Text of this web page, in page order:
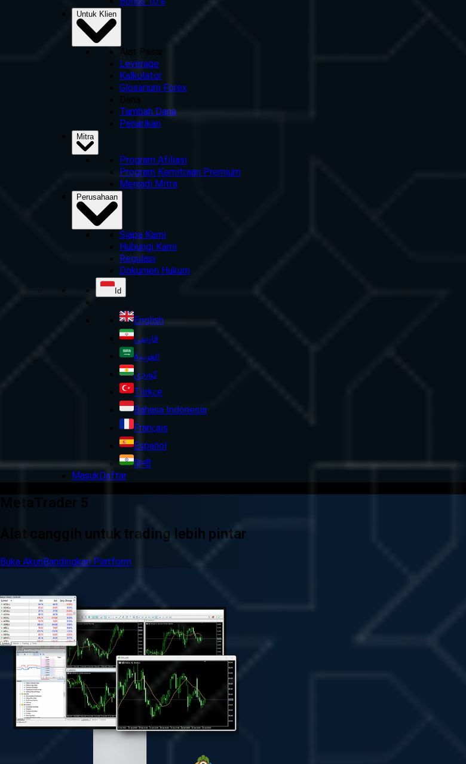
Untuk Klien
Alat Pasar
Leverage
Kalkulator
Glosarium Forex
Tambah Dana
Penarikan
Mitra
Program Afiliasi
Program Kemitraan Premium
Menjadi Mitra
Perusahaan
Siapa Kami
Hubungi Kami
Regulasi
Dokumen Hukum
Id
English
فارسی
العربية
کوردی
Türkçe
Bahasa Indonesia
Français
Español
हिन्दी
MasukDaftar
MetaTrader 5
Alat canggih untuk trading lebih pintar
Buka AkunBandingkan Platform